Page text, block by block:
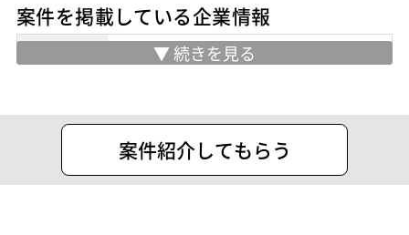
案件を掲載している企業情報
■技術者支援サービス(SES)
渋谷区代々木1-30-14天翔オフィス代々
案件紹介してもらう